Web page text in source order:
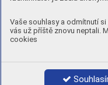
Vaše souhlasy a odmítnutí
vás už příště znovu neptali.
cookies